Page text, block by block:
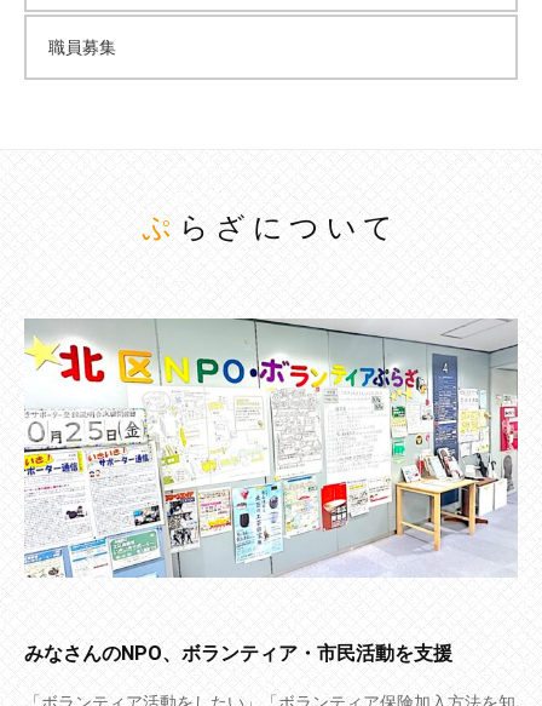
職員募集
ぷらざについて
みなさんのNPO、ボランティア・市民活動を支援